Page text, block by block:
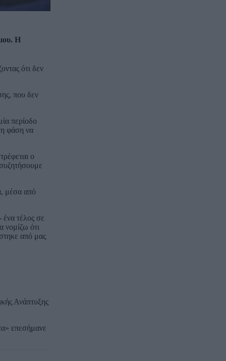
Η
ότι δεν
που δεν
περίοδο
φάση να
ο
μέσα από
τέλος σε
νομίζω ότι
από μας
Ανάπτυξης
επεσήμανε